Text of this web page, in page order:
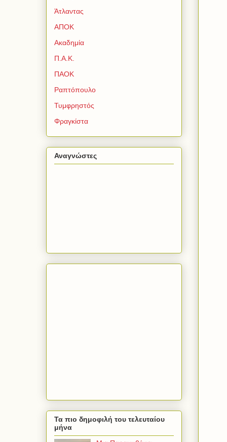
Άτλαντας
ΑΠΟΚ
Ακαδημία
Π.Α.Κ.
ΠΑΟΚ
Ραπτόπουλο
Τυμφρηστός
Φραγκίστα
Αναγνώστες
Τα πιο δημοφιλή του τελευταίου
μήνα